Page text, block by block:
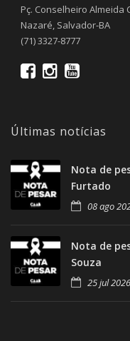
Pç. Conselheiro Almeida
Nazaré, Salvador-BA
(71) 3327-8777
Últimas notícias
Nota de
Furtado
08 ago
Nota de
Souza
25 jul 2026